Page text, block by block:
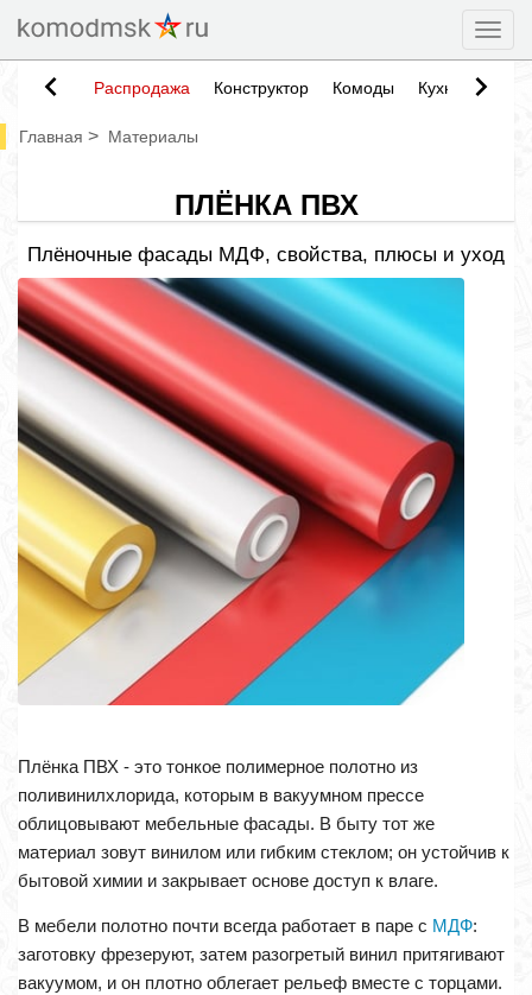
Распродажа Конструктор Комоды Кухни
Главная > Материалы
ПЛЁНКА ПВХ
Плёночные фасады МДФ, свойства, плюсы и уход
Плёнка ПВХ - это тонкое полимерное полотно из
поливинилхлорида, которым в вакуумном прессе
облицовывают мебельные фасады. В быту тот же
материал зовут винилом или гибким стеклом; он устойчив к
бытовой химии и закрывает основе доступ к влаге.
В мебели полотно почти всегда работает в паре с МДФ:
заготовку фрезеруют, затем разогретый винил притягивают
вакуумом, и он плотно облегает рельеф вместе с торцами.